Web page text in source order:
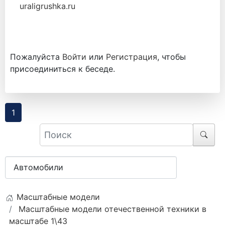
uraligrushka.ru
Пожалуйста Войти или Регистрация, чтобы
присоединиться к беседе.
1
Масштабные модели
Масштабные модели отечественной техники в
масштабе 1\43